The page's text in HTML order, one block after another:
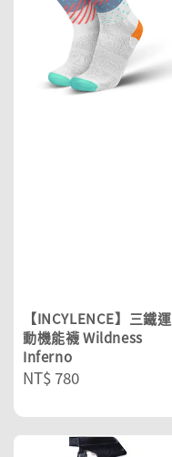
【INCYLENCE】三鐵運
動機能襪 Wildness
Inferno
Regular
NT$ 780